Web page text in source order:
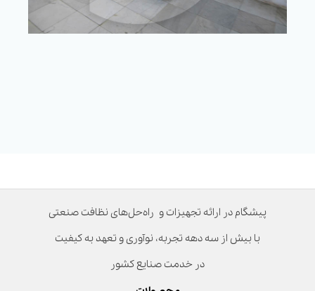
پیشگام در ارائه تجهیزات و راه‌حل‌های نظافت صنعتی
با بیش از سه دهه تجربه، نوآوری و تعهد به کیفیت
در خدمت صنایع کشور